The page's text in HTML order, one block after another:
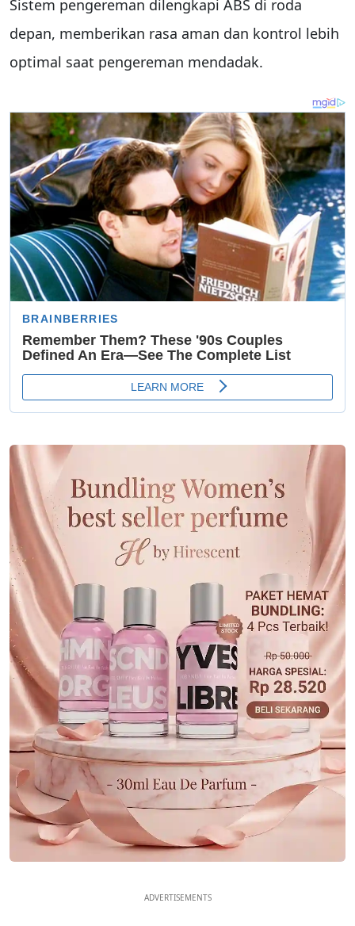
Sistem pengereman dilengkapi ABS di roda
depan, memberikan rasa aman dan kontrol lebih
optimal saat pengereman mendadak.
ADVERTISEMENTS